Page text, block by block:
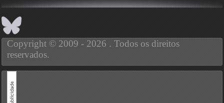
Copyright © 2009 - 2026 . Todos os direitos
reservados.